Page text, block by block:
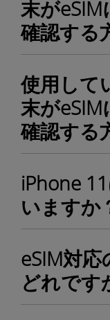
末が
確認する
使用して
末が
確認する
iPhone
いますか
eSIM対
どれです